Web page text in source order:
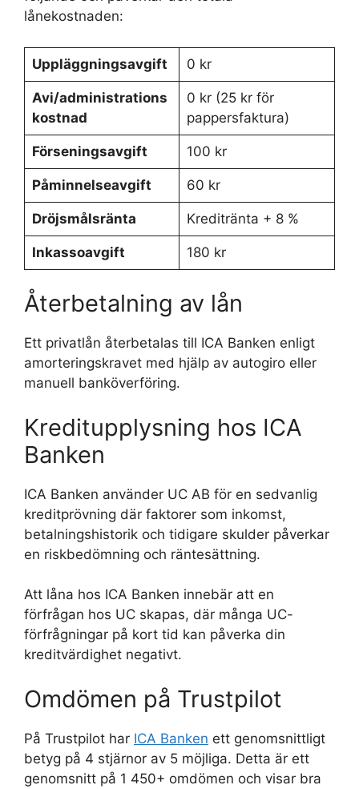
lånekostnaden:
Uppläggningsavgift 0 kr
Avi/administrations
kostnad
0 kr (25 kr för
pappersfaktura)
Förseningsavgift 100 kr
Påminnelseavgift 60 kr
Dröjsmålsränta Kreditränta + 8 %
Inkassoavgift 180 kr
Återbetalning av lån
Ett privatlån återbetalas till ICA Banken enligt
amorteringskravet med hjälp av autogiro eller
manuell banköverföring.
Kreditupplysning hos ICA
Banken
ICA Banken använder UC AB för en sedvanlig
kreditprövning där faktorer som inkomst,
betalningshistorik och tidigare skulder påverkar
en riskbedömning och räntesättning.
Att låna hos ICA Banken innebär att en
förfrågan hos UC skapas, där många UC-
förfrågningar på kort tid kan påverka din
kreditvärdighet negativt.
Omdömen på Trustpilot
På Trustpilot har ICA Banken ett genomsnittligt
betyg på 4 stjärnor av 5 möjliga. Detta är ett
genomsnitt på 1 450+ omdömen och visar bra